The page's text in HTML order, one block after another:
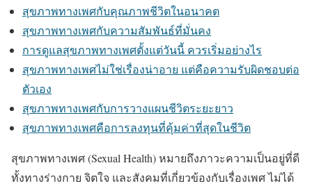
สุขภาพทางเพศกับคุณภาพชีวิตในอนาคต
สุขภาพทางเพศกับความสัมพันธ์ที่มั่นคง
การดูแลสุขภาพทางเพศตั้งแต่วันนี้ ควรเริ่มอย่างไร
สุขภาพทางเพศไม่ใช่เรื่องน่าอาย แต่คือความรับผิดชอบต่อ
ตัวเอง
สุขภาพทางเพศกับการวางแผนชีวิตระยะยาว
สุขภาพทางเพศคือการลงทุนที่คุ้มค่าที่สุดในชีวิต
สุขภาพทางเพศ (Sexual Health) หมายถึงภาวะความเป็นอยู่ที่ดี
ทั้งทางร่างกาย จิตใจ และสังคมที่เกี่ยวข้องกับเรื่องเพศ ไม่ได้